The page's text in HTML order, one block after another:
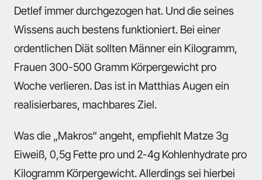
Detlef immer durchgezogen hat. Und die seines
Wissens auch bestens funktioniert. Bei einer
ordentlichen Diät sollten Männer ein Kilogramm,
Frauen 300-500 Gramm Körpergewicht pro
Woche verlieren. Das ist in Matthias Augen ein
realisierbares, machbares Ziel.
Was die „Makros“ angeht, empfiehlt Matze 3g
Eiweiß, 0,5g Fette pro und 2-4g Kohlenhydrate pro
Kilogramm Körpergewicht. Allerdings sei hierbei